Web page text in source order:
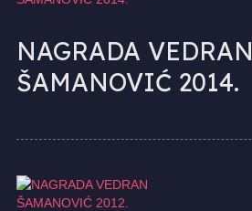
NAGRADA VEDRAN
ŠAMANOVIĆ 2014.